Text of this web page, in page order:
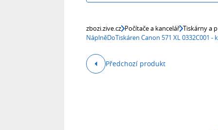
zbozi.zive.cz Počítače a kancelář Tiskárny a
NáplněDoTiskáren Canon 571 XL 0332C001
Předchozí produkt